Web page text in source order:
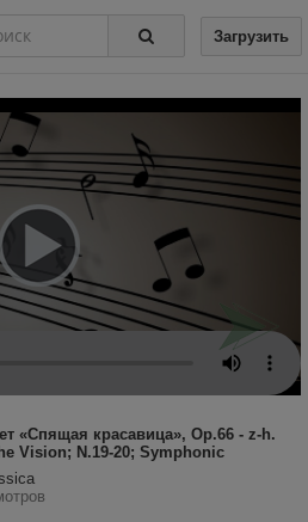
Загрузить
«Спящая красавица», Op.66 - z-h.
Vision; N.19-20; Symphonic
(The Sleep); Scene (Andante